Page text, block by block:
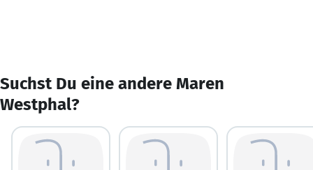
Suchst Du eine andere Maren
Westphal?